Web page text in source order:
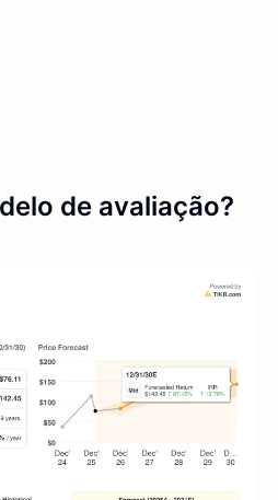
de avaliação?